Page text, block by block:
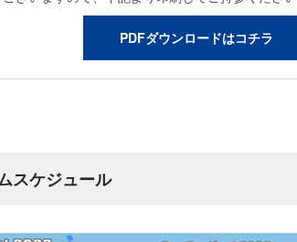
PDFダウンロードはコチラ
スケジュール